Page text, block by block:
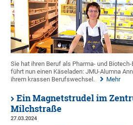
Sie hat ihren Beruf als Pharma- und
führt nun einen Käseladen: JMU-Alumna
ihrem krassen Berufswechsel.
Mehr
Ein Magnetstrudel im
Milchstraße
27.03.2024